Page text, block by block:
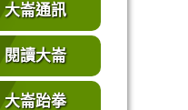
大崙通訊
閱讀大崙
大崙跆拳